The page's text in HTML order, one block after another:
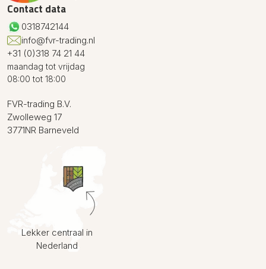
Contact data
0318742144
info@fvr-trading.nl
+31 (0)318 74 21 44
maandag tot vrijdag
08:00 tot 18:00
FVR-trading B.V.
Zwolleweg 17
3771NR Barneveld
Lekker centraal in
Nederland